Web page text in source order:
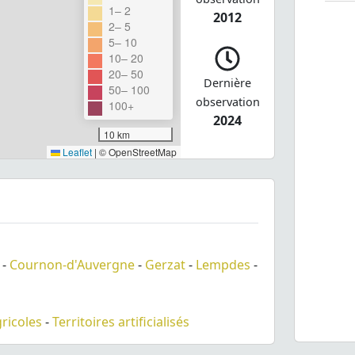
1– 2
2– 5
5– 10
10– 20
20– 50
50– 100
100+
10 km
Leaflet | © OpenStreetMap
2012
Dernière
observation
2024
- Cournon-d'Auvergne- Gerzat- Lempdes -
-Territoires artificialisés